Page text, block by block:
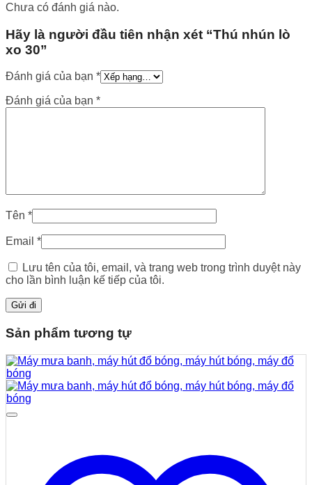
Chưa có đánh giá nào.
Hãy là người đầu tiên nhận xét “Thú nhún lò
xo 30”
Đánh giá của bạn *
Đánh giá của bạn *
Tên *
Email *
Lưu tên của tôi, email, và trang web trong trình duyệt này
cho lần bình luận kế tiếp của tôi.
Sản phẩm tương tự